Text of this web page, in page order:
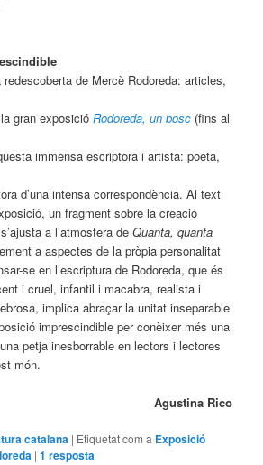
de Mercè Rodoreda: articles,
gran exposicióRodoreda, un bosc (fins al
immensa escriptora i artista: poeta,
d’una intensa correspondència. Al text
un fragment sobre la creació
a l’atmosfera deQuanta, quanta
a aspectes de la pròpia personalitat
se en l’escriptura de Rodoreda, que és
i cruel, infantil i macabra, realista i
implica abraçar la unitat inseparable
imprescindible per conèixer més una
petja inesborrable en lectors i lectores
món.
Agustina Rico
catalana | Etiquetat com a Exposició
|1 resposta